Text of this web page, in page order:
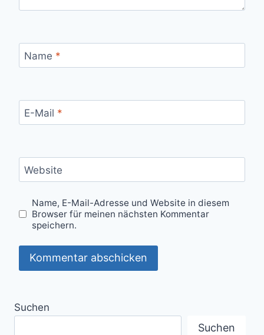
Name *
E-Mail *
Website
Name, E-Mail-Adresse und Website in diesem
Browser für meinen nächsten Kommentar
speichern.
Suchen
Suchen